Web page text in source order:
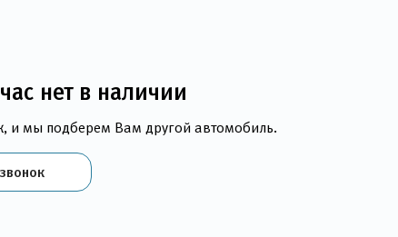
нет в наличии
и мы подберем Вам другой автомобиль.